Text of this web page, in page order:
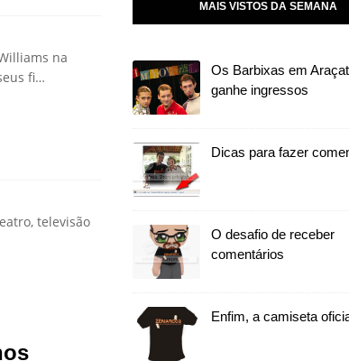
na
fi…
televisão
MAIS VISTOS DA SEMANA
Os Barbixas em
ganhe ingressos
Dicas para fazer
O desafio de receber
comentários
Enfim, a camiseta